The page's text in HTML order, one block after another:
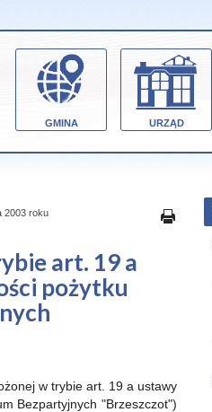
GMINA URZĄD
2003 roku
art. 19 a
pożytku
w trybie art. 19 a ustawy
Bezpartyjnych "Brzeszczot")